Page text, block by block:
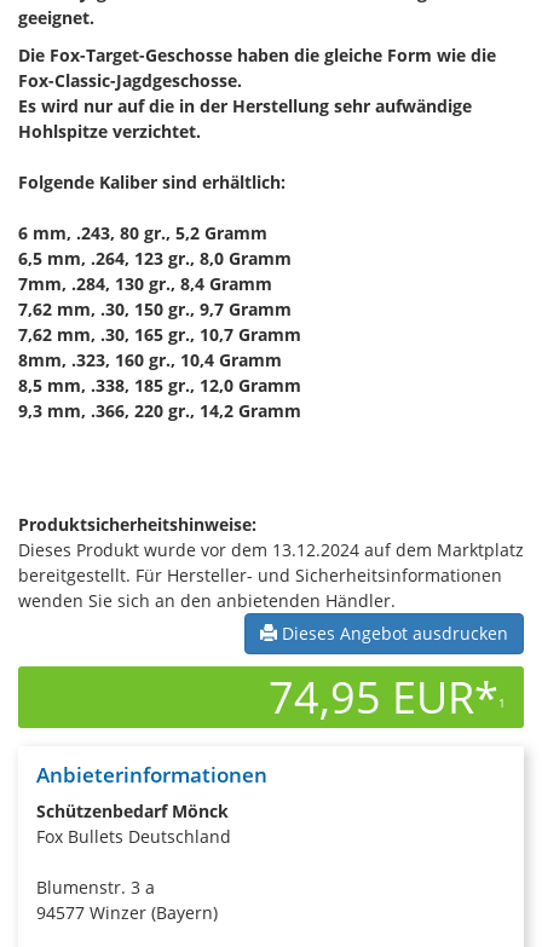
geeignet.
Die Fox-Target-Geschosse haben die gleiche Form wie die
Fox-Classic-Jagdgeschosse.
Es wird nur auf die in der Herstellung sehr aufwändige
Hohlspitze verzichtet.
Folgende Kaliber sind erhältlich:
6 mm, .243, 80 gr., 5,2 Gramm
6,5 mm, .264, 123 gr., 8,0 Gramm
7mm, .284, 130 gr., 8,4 Gramm
7,62 mm, .30, 150 gr., 9,7 Gramm
7,62 mm, .30, 165 gr., 10,7 Gramm
8mm, .323, 160 gr., 10,4 Gramm
8,5 mm, .338, 185 gr., 12,0 Gramm
9,3 mm, .366, 220 gr., 14,2 Gramm
Produktsicherheitshinweise:
Dieses Produkt wurde vor dem 13.12.2024 auf dem Marktplatz
bereitgestellt. Für Hersteller- und Sicherheitsinformationen
wenden Sie sich an den anbietenden Händler.
Dieses Angebot ausdrucken
74,95 EUR*1
Anbieterinformationen
Schützenbedarf Mönck
Fox Bullets Deutschland
Blumenstr. 3 a
94577 Winzer (Bayern)